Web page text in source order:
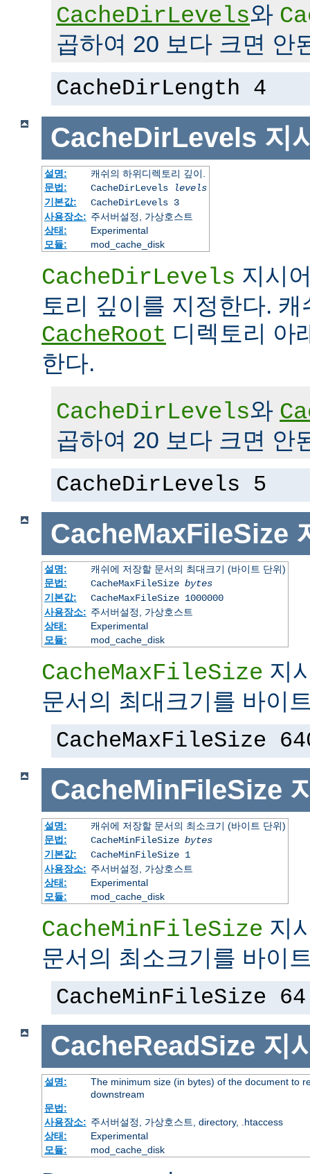
CacheDirLevels와
곱하여 20 보다 크면 안
CacheDirLength 4
CacheDirLevels 지
설명:
캐쉬의 하위디렉토리 깊이.
문법:
CacheDirLevels
levels
기본값:
CacheDirLevels 3
사용장소: 주서버설정, 가상호스트
상태:
Experimental
모듈:
mod_cache_disk
CacheDirLevels 지시
토리 깊이를 지정한다.
CacheRoot 디렉토리 아
한다.
CacheDirLevels와
곱하여 20 보다 크면 안
CacheDirLevels 5
CacheMaxFileSize
설명:
캐쉬에 저장할 문서의 최대크기 (바이트 단위)
문법:
CacheMaxFileSize bytes
기본값:
CacheMaxFileSize 1000000
사용장소: 주서버설정, 가상호스트
상태:
Experimental
모듈:
mod_cache_disk
CacheMaxFileSize 지
문서의 최대크기를 바이
CacheMaxFileSize
CacheMinFileSize
설명:
캐쉬에 저장할 문서의 최소크기 (바이트 단위)
문법:
CacheMinFileSize bytes
기본값:
CacheMinFileSize 1
사용장소: 주서버설정, 가상호스트
상태:
Experimental
모듈:
mod_cache_disk
CacheMinFileSize 지
문서의 최소크기를 바이
CacheMinFileSize 64
CacheReadSize 지
설명:
The minimum size (in bytes) of the document to
downstream
문법:
사용장소: 주서버설정, 가상호스트, directory, .htaccess
상태:
Experimental
모듈:
mod_cache_disk